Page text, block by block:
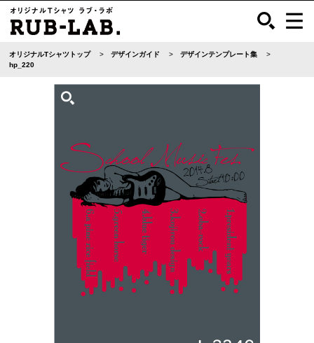
オリジナルTシャツトップ デザインガイド
デザインテンプレート集
hp_220